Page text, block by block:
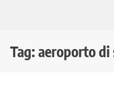
Tag: aeroporto di